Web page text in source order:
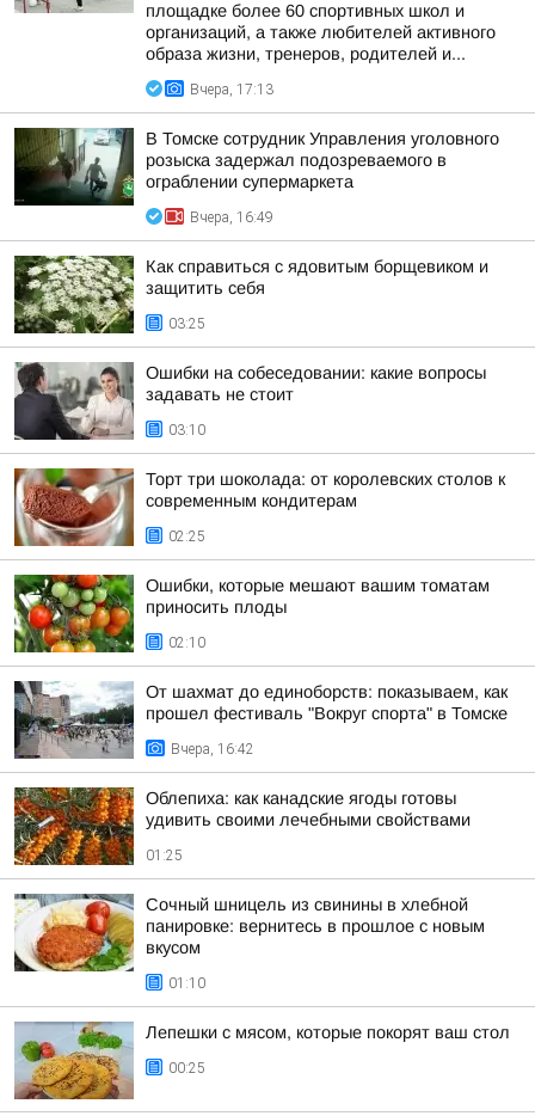
площадке более 60 спортивных школ и
организаций, а также любителей активного
образа жизни, тренеров, родителей и...
Вчера, 17:13
В Томске сотрудник Управления уголовного
розыска задержал подозреваемого в
ограблении супермаркета
Вчера, 16:49
Как справиться с ядовитым борщевиком и
защитить себя
03:25
Ошибки на собеседовании: какие вопросы
задавать не стоит
03:10
Торт три шоколада: от королевских столов к
современным кондитерам
02:25
Ошибки, которые мешают вашим томатам
приносить плоды
02:10
От шахмат до единоборств: показываем, как
прошел фестиваль "Вокруг спорта" в Томске
Вчера, 16:42
Облепиха: как канадские ягоды готовы
удивить своими лечебными свойствами
01:25
Сочный шницель из свинины в хлебной
панировке: вернитесь в прошлое с новым
вкусом
01:10
Лепешки с мясом, которые покорят ваш стол
00:25